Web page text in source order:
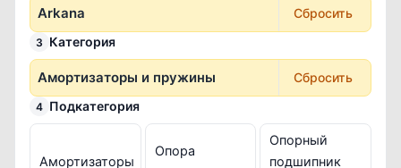
Arkana Сбросить
3 Категория
Амортизаторы и пружины Сбросить
4 Подкатегория
Амортизаторы
Опора
Опорный
подшипник